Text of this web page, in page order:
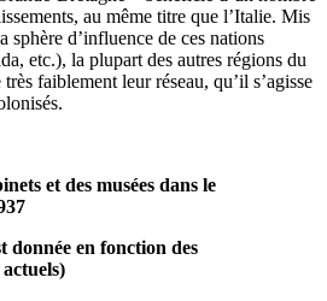
au même titre que l’Italie. Mis
sphère d’influence de ces nations
etc.), la plupart des autres régions du
faiblement leur réseau, qu’il s’agisse
et des musées dans le
donnée en fonction des